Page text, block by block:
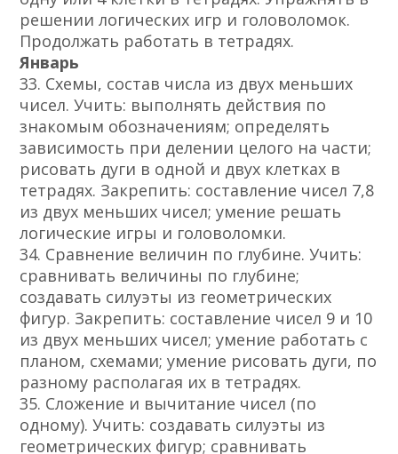
решении логических игр и головоломок.
Продолжать работать в тетрадях.
Январь
33. Схемы, состав числа из двух меньших
чисел. Учить: выполнять действия по
знакомым обозначениям; определять
зависимость при делении целого на части;
рисовать дуги в одной и двух клетках в
тетрадях. Закрепить: составление чисел 7,8
из двух меньших чисел; умение решать
логические игры и головоломки.
34. Сравнение величин по глубине. Учить:
сравнивать величины по глубине;
создавать силуэты из геометрических
фигур. Закрепить: составление чисел 9 и 10
из двух меньших чисел; умение работать с
планом, схемами; умение рисовать дуги, по
разному располагая их в тетрадях.
35. Сложение и вычитание чисел (по
одному). Учить: создавать силуэты из
геометрических фигур; сравнивать